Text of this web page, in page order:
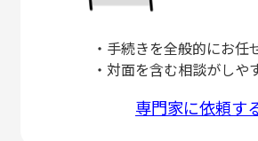
・手続きを全般的にお任
・対面を含む相談がしや
専門家に依頼す